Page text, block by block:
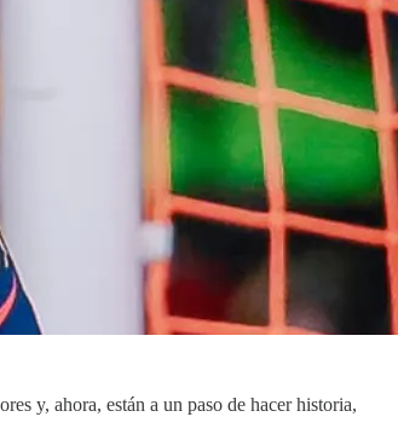
y, ahora, están a un paso de hacer historia,